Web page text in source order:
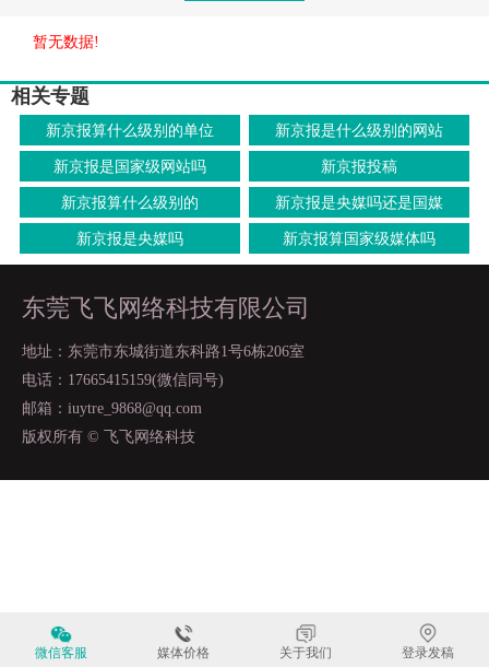
暂无数据!
相关专题
新京报算什么级别的单位 新京报是什么级别的网站
新京报是国家级网站吗 新京报投稿
新京报算什么级别的 新京报是央媒吗还是国媒
新京报是央媒吗 新京报算国家级媒体吗
东莞飞飞网络科技有限公司
地址：东莞市东城街道东科路1号6栋206室
电话：17665415159(微信同号)
邮箱：iuytre_9868@qq.com
版权所有 © 飞飞网络科技
微信客服 媒体价格 关于我们 登录发稿